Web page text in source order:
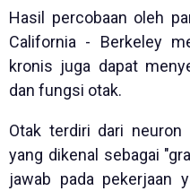
Hasil percobaan oleh
California - Berkeley
kronis juga dapat
dan fungsi otak.
Otak terdiri dari neuron
yang dikenal sebagai
jawab pada pekerjaan